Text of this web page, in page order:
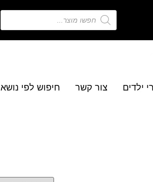
ילדים צור קשר חיפוש לפי נושא